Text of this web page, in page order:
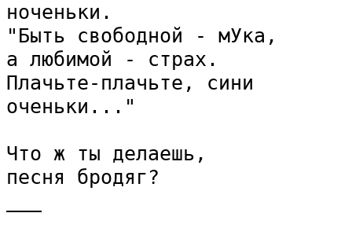
ноченьки.
"Быть свободной - мУка,
а любимой - страх.
Плачьте-плачьте, сини
оченьки..."
Что ж ты делаешь,
песня бродяг?